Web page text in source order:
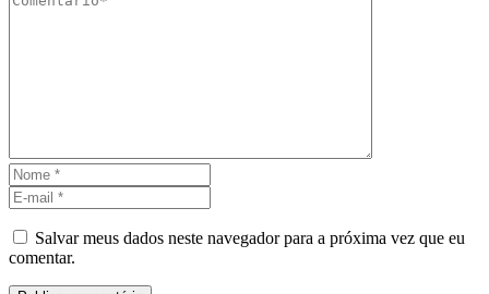
Salvar meus dados neste navegador para a próxima vez que eu
comentar.